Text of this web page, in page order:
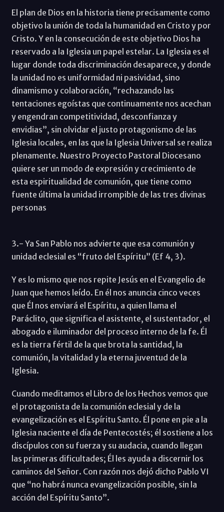
El plan de Dios en la historia tiene precisamente como
objetivo la unión de toda la humanidad en Cristo y por
Cristo. Y en la consecución de este objetivo Dios ha
reservado a la Iglesia un papel estelar. La Iglesia es el
lugar donde toda discriminación desaparece, y donde
la unidad no es uniformidad ni pasividad, sino
dinamismo y colaboración, “rechazando las
tentaciones egoístas que continuamente nos acechan
y engendran competitividad, desconfianza y
envidias”, sin olvidar el justo protagonismo de las
Iglesia locales, en las que la Iglesia Universal se realiza
plenamente. Nuestro Proyecto Pastoral Diocesano
quiere ser un modo de expresión y crecimiento de
esta espiritualidad de comunión, que tiene como
fuente última la unidad irrompible de las tres divinas
personas
3.- Ya San Pablo nos advierte que esa comunión y
unidad eclesial es “fruto del Espíritu” (Ef 4, 3).
Y es lo mismo que nos repite Jesús en el Evangelio de
Juan que hemos leído. En él nos anuncia cinco veces
que Él nos enviará el Espíritu, a quien llama el
Paráclito, que significa el asistente, el sustentador, el
abogado e iluminador del proceso interno de la fe. Él
es la tierra fértil de la que brota la santidad, la
comunión, la vitalidad y la eterna juventud de la
Iglesia.
Cuando meditamos el Libro de los Hechos vemos que
el protagonista de la comunión eclesial y de la
evangelización es el Espíritu Santo. Él pone en pie a la
Iglesia naciente el día de Pentecostés; él sostiene a los
discípulos con su fuerza y su audacia, cuando llegan
las primeras dificultades; Él les ayuda a discernir los
caminos del Señor. Con razón nos dejó dicho Pablo VI
que “no habrá nunca evangelización posible, sin la
acción del Espíritu Santo”.